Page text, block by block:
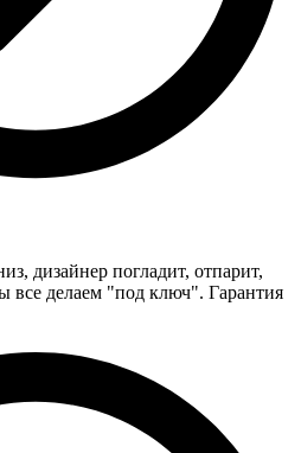
дизайнер погладит, отпарит,
делаем "под ключ". Гарантия